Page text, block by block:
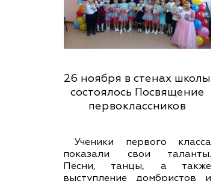
26 ноября в стенах школы
состоялось Посвящение
первоклассников
Ученики первого класса
показали свои таланты.
Песни, танцы, а также
выступление домбристов и